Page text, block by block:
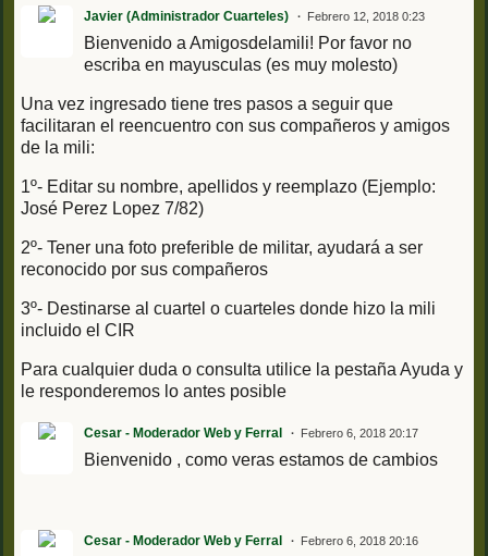
Javier (Administrador Cuarteles) Febrero 12, 2018 0:23
Bienvenido a Amigosdelamili! Por favor no
escriba en mayusculas (es muy molesto)
Una vez ingresado tiene tres pasos a seguir que
facilitaran el reencuentro con sus compañeros y amigos
de la mili:
1º- Editar su nombre, apellidos y reemplazo (Ejemplo:
José Perez Lopez 7/82)
2º- Tener una foto preferible de militar, ayudará a ser
reconocido por sus compañeros
3º- Destinarse al cuartel o cuarteles donde hizo la mili
incluido el CIR
Para cualquier duda o consulta utilice la pestaña Ayuda y
le responderemos lo antes posible
Cesar - Moderador Web y Ferral Febrero 6, 2018 20:17
Bienvenido , como veras estamos de cambios
Cesar - Moderador Web y Ferral Febrero 6, 2018 20:16